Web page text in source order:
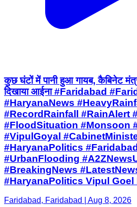
कुछ घंटों में पानी हुआ गायब, कैबिनेट
दिखाया आईना #Faridabad
#HaryanaNews
#RecordRainfall #RainAlert
#FloodSituation #Monsoon
#VipulGoyal
#HaryanaPolitics
#UrbanFlooding
#BreakingNews
#HaryanaPolitics Vipul Goel
Faridabad, Faridabad | Aug 8, 2026